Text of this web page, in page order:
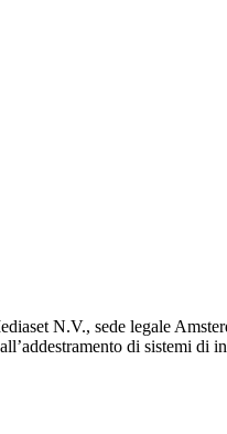
N.V., sede legale
di sistemi di